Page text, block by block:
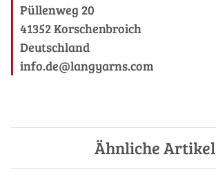
Püllenweg 20
41352 Korschenbroich
Deutschland
info.de@langyarns.com
Ähnliche Artikel